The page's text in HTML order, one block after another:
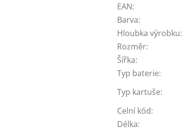
EAN:
Barva:
Hloubka výrobku:
Rozměr:
Šířka:
Typ baterie:
Typ kartuše:
Celní kód:
Délka: